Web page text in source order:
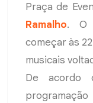
Praça de
Ramalho. O
começar às
musicais
De acordo